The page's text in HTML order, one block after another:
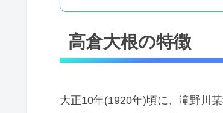
高倉大根の特徴
大正10年(1920年)頃に、滝野川